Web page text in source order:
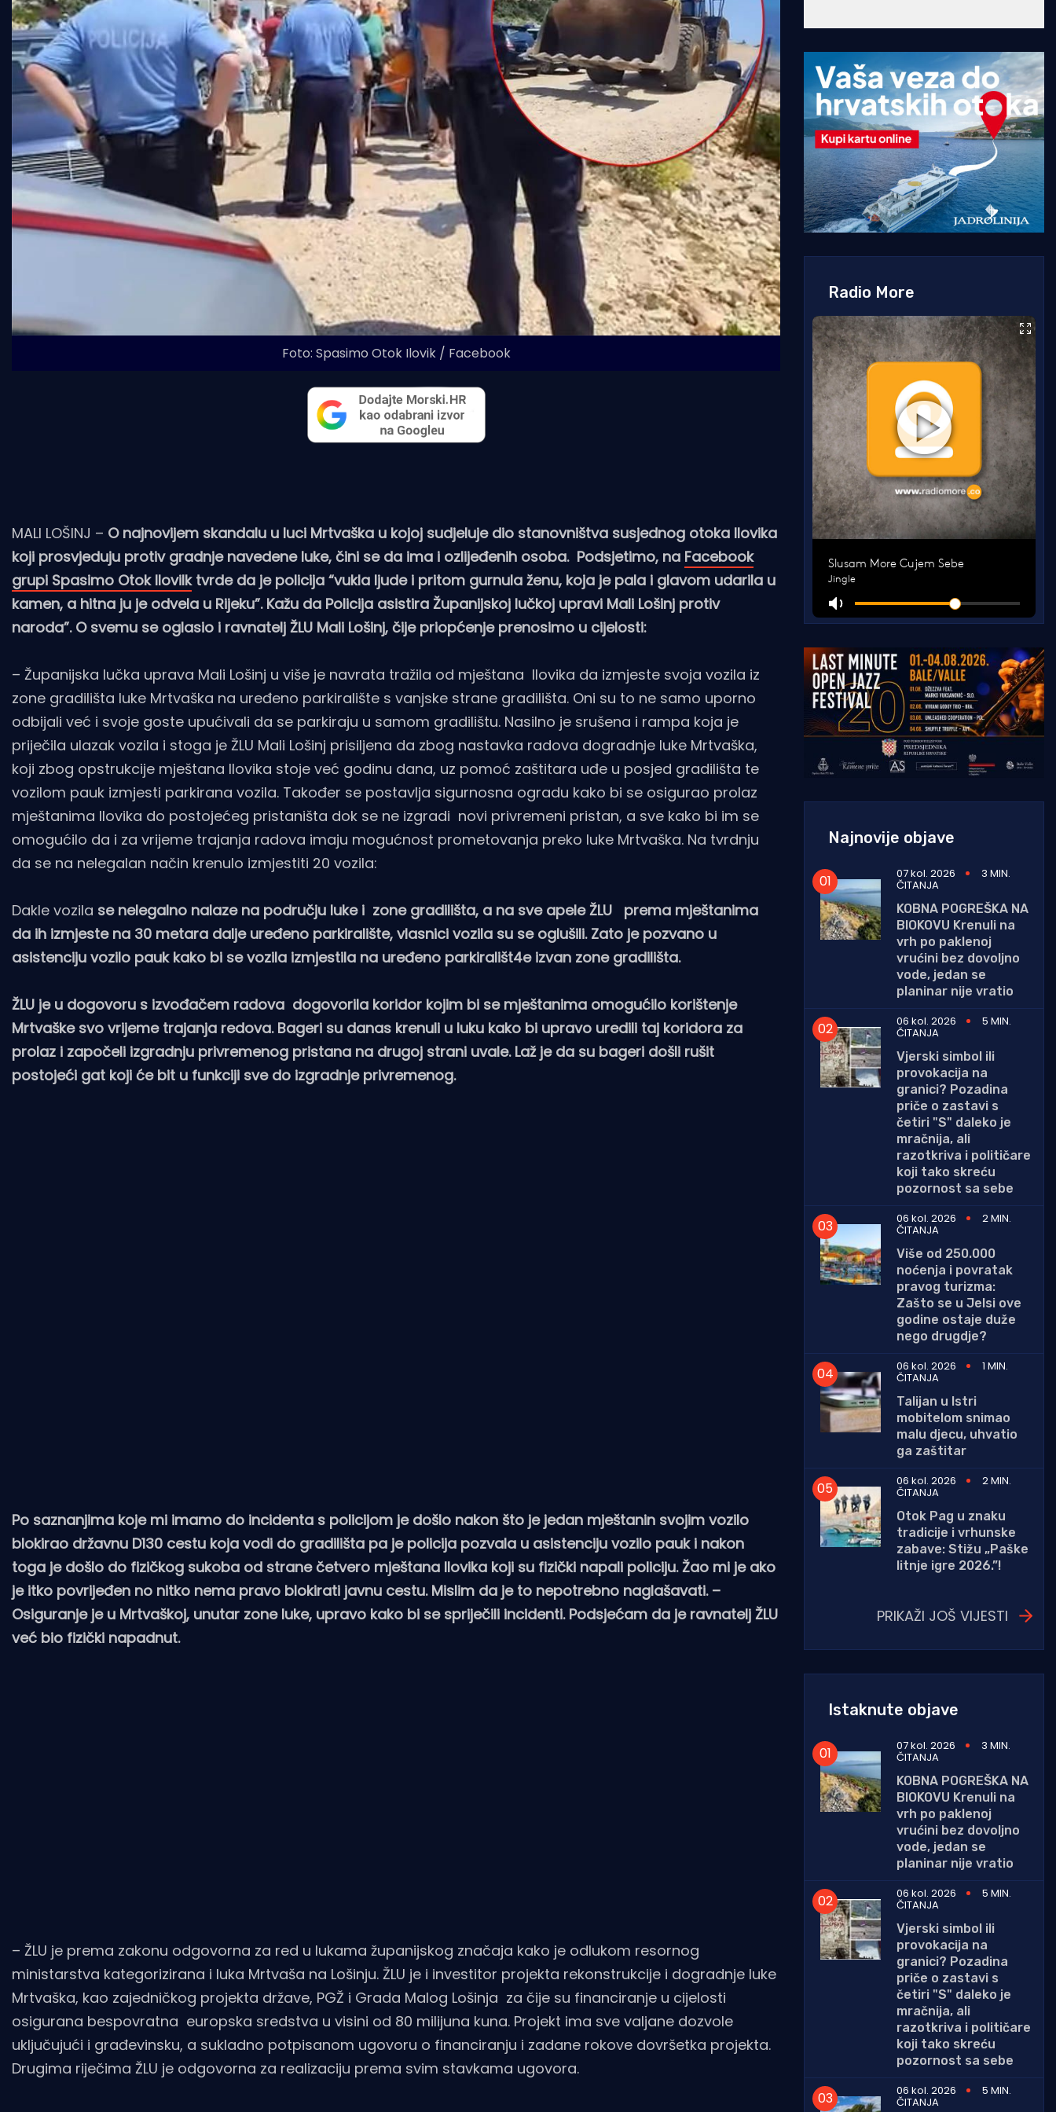
Foto: Spasimo Otok Ilovik / Facebook
MALI LOŠINJ – O najnovijem skandalu u luci Mrtvaška u kojoj sudjeluje dio stanovništva susjednog otoka Ilovika
koji prosvjeduju protiv gradnje navedene luke, čini se da ima i ozlijeđenih osoba. Podsjetimo, na Facebook
grupi Spasimo Otok Ilovilktvrde da je policija “vukla ljude i pritom gurnula ženu, koja je pala i glavom udarila u
kamen, a hitna ju je odvela u Rijeku”. Kažu da Policija asistira Županijskoj lučkoj upravi Mali Lošinj protiv
naroda”. O svemu se oglasio i ravnatelj ŽLU Mali Lošinj, čije priopćenje prenosimo u cijelosti:
– Županijska lučka uprava Mali Lošinj u više je navrata tražila od mještana Ilovika da izmjeste svoja vozila iz
zone gradilišta luke Mrtvaška na uređeno parkiralište s vanjske strane gradilišta. Oni su to ne samo uporno
odbijali već i svoje goste upućivali da se parkiraju u samom gradilištu. Nasilno je srušena i rampa koja je
priječila ulazak vozila i stoga je ŽLU Mali Lošinj prisiljena da zbog nastavka radova dogradnje luke Mrtvaška,
koji zbog opstrukcije mještana Ilovika stoje već godinu dana, uz pomoć zaštitara uđe u posjed gradilišta te
vozilom pauk izmjesti parkirana vozila. Također se postavlja sigurnosna ogradu kako bi se osigurao prolaz
mještanima Ilovika do postojećeg pristaništa dok se ne izgradi novi privremeni pristan, a sve kako bi im se
omogućilo da i za vrijeme trajanja radova imaju mogućnost prometovanja preko luke Mrtvaška. Na tvrdnju
da se na nelegalan način krenulo izmjestiti 20 vozila:
Dakle vozila se nelegalno nalaze na području luke i zone gradilišta, a na sve apele ŽLU prema mještanima
da ih izmjeste na 30 metara dalje uređeno parkiralište, vlasnici vozila su se oglušili. Zato je pozvano u
asistenciju vozilo pauk kako bi se vozila izmjestila na uređeno parkirališt4e izvan zone gradilišta.
ŽLU je u dogovoru s izvođačem radova dogovorila koridor kojim bi se mještanima omogućilo korištenje
Mrtvaške svo vrijeme trajanja redova. Bageri su danas krenuli u luku kako bi upravo uredili taj koridora za
prolaz i započeli izgradnju privremenog pristana na drugoj strani uvale. Laž je da su bageri došli rušit
postojeći gat koji će bit u funkciji sve do izgradnje privremenog.
Po saznanjima koje mi imamo do incidenta s policijom je došlo nakon što je jedan mještanin svojim vozilo
blokirao državnu D130 cestu koja vodi do gradilišta pa je policija pozvala u asistenciju vozilo pauk i nakon
toga je došlo do fizičkog sukoba od strane četvero mještana Ilovika koji su fizički napali policiju. Žao mi je ako
je itko povrijeđen no nitko nema pravo blokirati javnu cestu. Mislim da je to nepotrebno naglašavati. –
Osiguranje je u Mrtvaškoj, unutar zone luke, upravo kako bi se spriječili incidenti. Podsjećam da je ravnatelj ŽLU
već bio fizički napadnut.
– ŽLU je prema zakonu odgovorna za red u lukama županijskog značaja kako je odlukom resornog
ministarstva kategorizirana i luka Mrtvaša na Lošinju. ŽLU je i investitor projekta rekonstrukcije i dogradnje luke
Mrtvaška, kao zajedničkog projekta države, PGŽ i Grada Malog Lošinja za čije su financiranje u cijelosti
osigurana bespovratna europska sredstva u visini od 80 milijuna kuna. Projekt ima sve valjane dozvole
uključujući i građevinsku, a sukladno potpisanom ugovoru o financiranju i zadane rokove dovršetka projekta.
Drugima riječima ŽLU je odgovorna za realizaciju prema svim stavkama ugovora.
Radio More
Najnovije objave
07 kol. 2026 3 MIN.
ČITANJA
KOBNA POGREŠKA NA
BIOKOVU Krenuli na
vrh po paklenoj
vrućini bez dovoljno
vode, jedan se
planinar nije vratio
06 kol. 2026
5 MIN.
ČITANJA
Vjerski simbol ili
provokacija na
granici? Pozadina
priče o zastavi s
četiri "S" daleko je
mračnija, ali
razotkriva i političare
koji tako skreću
pozornost sa sebe
06 kol. 2026
2 MIN.
ČITANJA
Više od 250.000
noćenja i povratak
pravog turizma:
Zašto se u Jelsi ove
godine ostaje duže
nego drugdje?
06 kol. 2026
1 MIN.
ČITANJA
Talijan u Istri
mobitelom snimao
malu djecu, uhvatio
ga zaštitar
06 kol. 2026
2 MIN.
ČITANJA
Otok Pag u znaku
tradicije i vrhunske
zabave: Stižu „Paške
litnje igre 2026.”!
PRIKAŽI JOŠ VIJESTI
Istaknute objave
07 kol. 2026 3 MIN.
ČITANJA
KOBNA POGREŠKA NA
BIOKOVU Krenuli na
vrh po paklenoj
vrućini bez dovoljno
vode, jedan se
planinar nije vratio
06 kol. 2026
5 MIN.
ČITANJA
Vjerski simbol ili
provokacija na
granici? Pozadina
priče o zastavi s
četiri "S" daleko je
mračnija, ali
razotkriva i političare
koji tako skreću
pozornost sa sebe
06 kol. 2026
5 MIN.
ČITANJA